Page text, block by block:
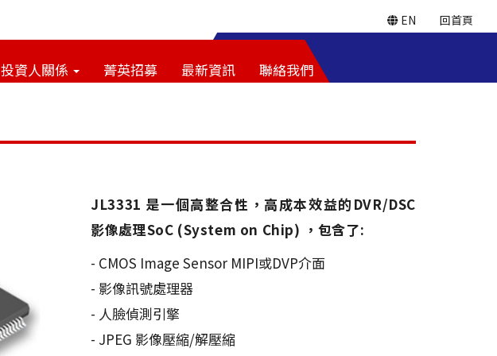
EN 回首頁
投資人關係 菁英招募 最新資訊 聯絡我們
JL3331 是一個高整合性，高成本效益的DVR/DSC
影像處理SoC (System on Chip) ，包含了:
- CMOS Image Sensor MIPI或DVP介面
- 影像訊號處理器
- 人臉偵測引擎
- JPEG 影像壓縮/解壓縮